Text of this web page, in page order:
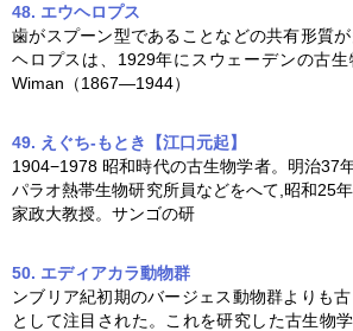
48. エウヘロプス
歯がスプーン型であることなどの共有形質
ヘロプスは、1929年にスウェーデンの古生
Wiman（1867―1944）
49. えぐち-もとき【江口元起】
1904−1978 昭和時代の古生物学者。明治37
パラオ熱帯生物研究所員などをへて,昭和25
家政大教授。サンゴの研
50. エディアカラ動物群
ンブリア紀初期のバージェス動物群よりも
として注目された。これを研究した古生物学